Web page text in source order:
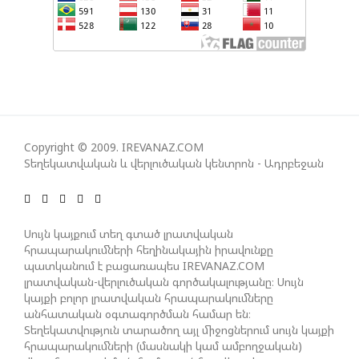
ՀԱՊԿ-Ի ՄԱՍՆԱԿՑՈՒԹՅՈՒՆԸ ՂԱՐԱԲԱՂՅԱՆ
ԳՈՐԾՈՒՆԵՈՒԹՅՈՒՆ ԱԴՐԲԵՋԱՆՈՒՄ ԱՆՕՐԻՆԱԿԱՆ
Է ՃԱՆԱՉՎԵԼ
ՄԱԼԴԻՎՑԻ ԳՈՐԾԸՆԿԵՐ ՄՈՀԱՄՄԵԴ ՄՈՒԻԶԱՅԻՆ.
«ՄԵՆՔ ԳՈՀ ԵՆՔ ԱԴՐԲԵՋԱՆԻ ԵՎ ՄԱԼԴԻՎՆԵՐԻ
ՄԻՋԵՎ ՀԱՐԱԲԵՐՈՒԹՅՈՒՆՆԵՐԻ ԴԻՆԱՄԻԿ
ԶԱՐԳԱՑՈՒՄԻՑ»
ՇԱՐՈՒՆԱԿՎՈՒՄ Է «ՄԵԾ ՎԵՐԱԴԱՐՁ» ԾՐԱԳՐԻ
Copyright © 2009. IREVANAZ.COM
Տեղեկատվական և վերլուծական կենտրոն - Ադրբեջան
Սույն կայքում տեղ գտած լրատվական
հրապարակումների հեղինակային իրավունքը
պատկանում է բացառապես IREVANAZ.COM
լրատվական-վերլուծական գործակալությանը։ Սույն
կայքի բոլոր լրատվական հրապարակումները
անհատական օգտագործման համար են։
Տեղեկատվություն տարածող այլ միջոցներում սույն կայքի
հրապարակումների (մասնակի կամ ամբողջական)